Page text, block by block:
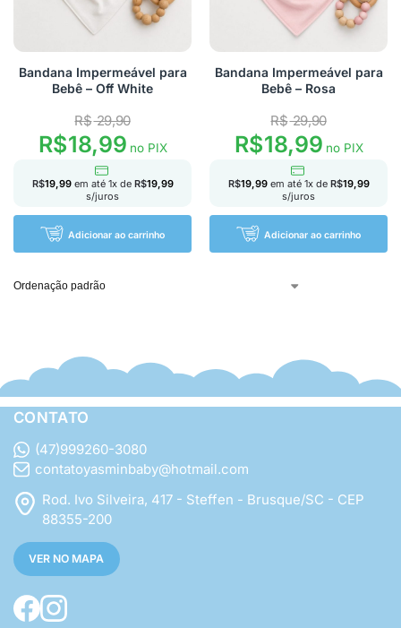
Bandana Impermeável para
Bebê – Off White
R$29,90
R$18,99no PIX
R$19,99 em até 1x de R$19,99
s/juros
Adicionar ao carrinho
Bandana Impermeável para
Bebê – Rosa
R$29,90
R$18,99no PIX
R$19,99 em até 1x de R$19,99
s/juros
Adicionar ao carrinho
CONTATO
(47)999260-3080
contatoyasminbaby@hotmail.com
Rod. Ivo Silveira, 417 - Steffen - Brusque/SC - CEP
88355-200
VER NO MAPA